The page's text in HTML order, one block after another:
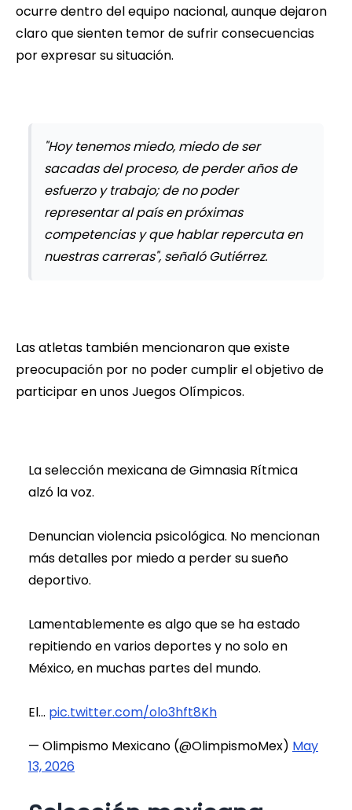
ocurre dentro del equipo nacional, aunque dejaron
claro que sienten temor de sufrir consecuencias
por expresar su situación.
"Hoy tenemos miedo, miedo de ser
sacadas del proceso, de perder años de
esfuerzo y trabajo; de no poder
representar al país en próximas
competencias y que hablar repercuta en
nuestras carreras", señaló Gutiérrez.
Las atletas también mencionaron que existe
preocupación por no poder cumplir el objetivo de
participar en unos Juegos Olímpicos.
La selección mexicana de Gimnasia Rítmica
alzó la voz.
Denuncian violencia psicológica. No mencionan
más detalles por miedo a perder su sueño
deportivo.
Lamentablemente es algo que se ha estado
repitiendo en varios deportes y no solo en
México, en muchas partes del mundo.
El… pic.twitter.com/olo3hft8Kh
— Olimpismo Mexicano (@OlimpismoMex) May
13, 2026